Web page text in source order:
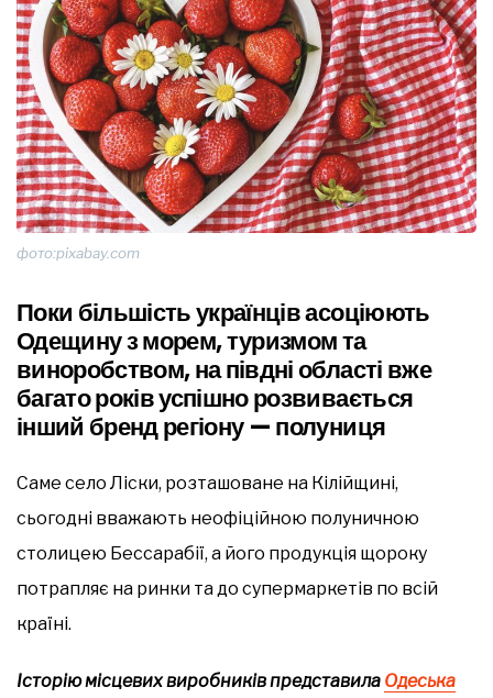
фото:pixabay.com
Поки більшість українців асоціюють
Одещину з морем, туризмом та
виноробством, на півдні області вже
багато років успішно розвивається
інший бренд регіону — полуниця
Саме село Ліски, розташоване на Кілійщині,
сьогодні вважають неофіційною полуничною
столицею Бессарабії, а його продукція щороку
потрапляє на ринки та до супермаркетів по всій
країні.
Історію місцевих виробників представила Одеська